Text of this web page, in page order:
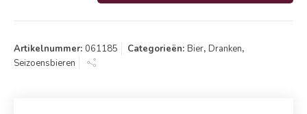
Artikelnummer: 061185 Categorieën: Bier, Dranken,
Seizoensbieren